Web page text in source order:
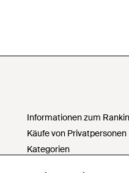
Informationen zum
Käufe von Privatpersonen
Kategorien